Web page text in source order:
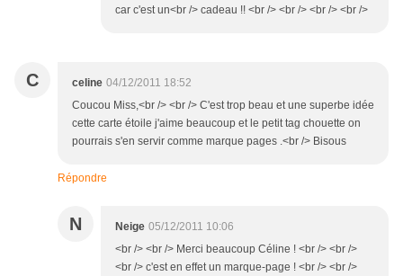
car c'est un<br /> cadeau !! <br /> <br /> <br /> <br />
C celine 04/12/2011 18:52
Coucou Miss,<br /> <br /> C'est trop beau et une superbe idée
cette carte étoile j'aime beaucoup et le petit tag chouette on
pourrais s'en servir comme marque pages .<br /> Bisous
Répondre
N Neige 05/12/2011 10:06
<br /> <br /> Merci beaucoup Céline ! <br /> <br />
<br /> c'est en effet un marque-page ! <br /> <br />